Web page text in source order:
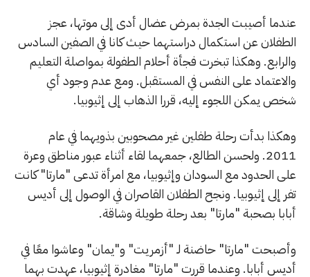
عندما أصيبت الجدة بمرض عضال أدى إلى موتها، عجز
الطفلان عن استكمال دراستهما حيث كانا في الصفين السادس
والرابع. وهكذا تبخرت فجأة أحلام الطفولة بمواصلة التعليم
والاعتماد على النفس في المستقبل. ومع عدم وجود أي
شخص يمكن اللجوء إليه، قررا الذهاب إلى إثيوبيا.
وهكذا بدأت رحلة طفلين غير مصحوبين بذويهما في عام
2011. ولحسن الطالع، جمعهما لقاء أثناء عبور مناطق وعرة
على الحدود مع السودان وإثيوبيا، مع امرأة تدعى "مارتا" كانت
تفر إلى إثيوبيا. ونجح الطفلان القاصران في الوصول إلى أديس
أبابا بصحبة "مارتا" بعد رحلة طويلة وشاقة.
وأصبحت "مارتا" حاضنة لـ "أزمريت" و"يمان" وعاشوا معًا في
أديس أبابا. وعندما قررت "مارتا" مغادرة إثيوبيا، عهدت بهما